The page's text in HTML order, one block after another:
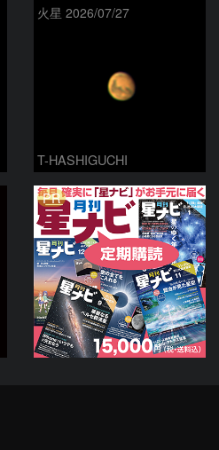
火星 2026/07/27
T-HASHIGUCHI
PR